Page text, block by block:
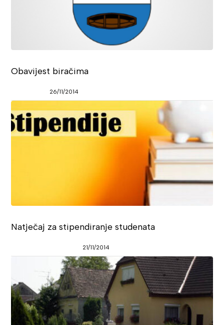
Obavijest biračima
26/11/2014
Natječaj za stipendiranje studenata
21/11/2014